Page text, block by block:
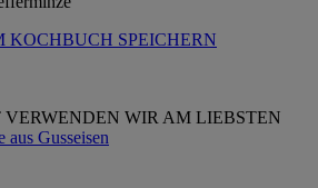
KOCHBUCH SPEICHERN
VERWENDEN WIR AM LIEBSTEN
Gusseisen